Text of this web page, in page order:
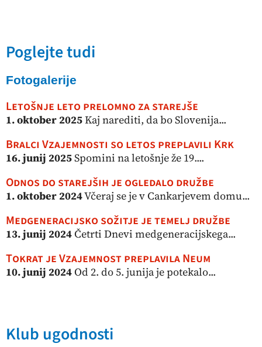
Poglejte tudi
Fotogalerije
Letošnje leto prelomno za starejše
1. oktober 2025Kaj narediti, da bo Slovenija...
Bralci Vzajemnosti so letos preplavili Krk
16. junij 2025Spomini na letošnje že 19....
Odnos do starejših je ogledalo družbe
1. oktober 2024Včeraj se je v Cankarjevem domu...
Medgeneracijsko sožitje je temelj družbe
13. junij 2024Četrti Dnevi medgeneracijskega...
Tokrat je Vzajemnost preplavila Neum
10. junij 2024Od 2. do 5. junija je potekalo...
Klub ugodnosti